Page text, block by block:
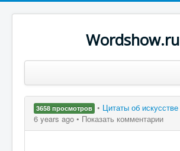
Wordshow.ru
Популярные цитаты
3658 просмотров • Цитаты об искусстве
6 years ago • Показать комментарии